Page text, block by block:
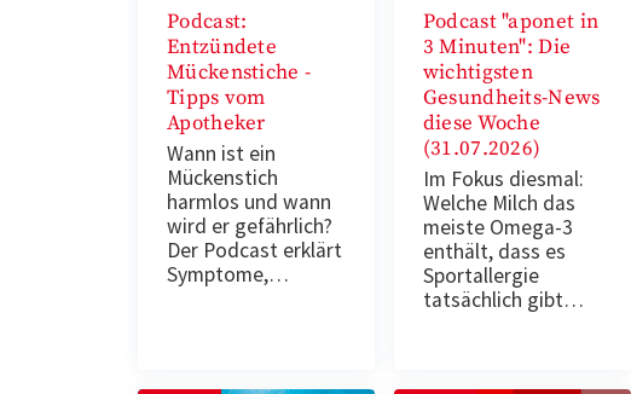
Podcast:
Entzündete
Mückenstiche -
Tipps vom
Apotheker
Wann ist ein
Mückenstich
harmlos und wann
wird er gefährlich?
Der Podcast erklärt
Symptome,…
Podcast "aponet in
3 Minuten": Die
wichtigsten
Gesundheits-News
diese Woche
(31.07.2026)
Im Fokus diesmal:
Welche Milch das
meiste Omega-3
enthält, dass es
Sportallergie
tatsächlich gibt…